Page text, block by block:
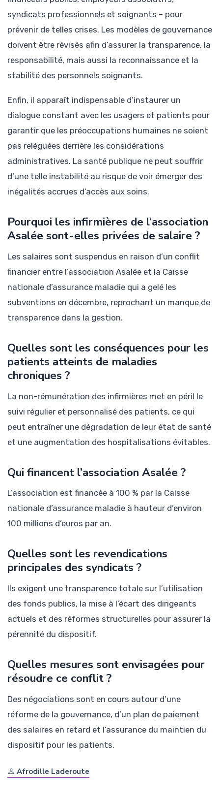
syndicats professionnels et soignants – pour
prévenir de telles crises. Les modèles de gouvernance
doivent être révisés afin d’assurer la transparence, la
responsabilité, mais aussi la reconnaissance et la
stabilité des personnels soignants.
Enfin, il apparaît indispensable d’instaurer un
dialogue constant avec les usagers et patients pour
garantir que les préoccupations humaines ne soient
pas reléguées derrière les considérations
administratives. La santé publique ne peut souffrir
d’une telle instabilité au risque de voir émerger des
inégalités accrues d’accès aux soins.
Pourquoi les infirmières de l’association
Asalée sont-elles privées de salaire ?
Les salaires sont suspendus en raison d’un conflit
financier entre l’association Asalée et la Caisse
nationale d’assurance maladie qui a gelé les
subventions en décembre, reprochant un manque de
transparence dans la gestion.
Quelles sont les conséquences pour les
patients atteints de maladies
chroniques ?
La non-rémunération des infirmières met en péril le
suivi régulier et personnalisé des patients, ce qui
peut entraîner une dégradation de leur état de santé
et une augmentation des hospitalisations évitables.
Qui financent l’association Asalée ?
L’association est financée à 100 % par la Caisse
nationale d’assurance maladie à hauteur d’environ
100 millions d’euros par an.
Quelles sont les revendications
principales des syndicats ?
Ils exigent une transparence totale sur l’utilisation
des fonds publics, la mise à l’écart des dirigeants
actuels et des réformes structurelles pour assurer la
pérennité du dispositif.
Quelles mesures sont envisagées pour
résoudre ce conflit ?
Des négociations sont en cours autour d’une
réforme de la gouvernance, d’un plan de paiement
des salaires en retard et l’assurance du maintien du
dispositif pour les patients.
Afrodille Laderoute